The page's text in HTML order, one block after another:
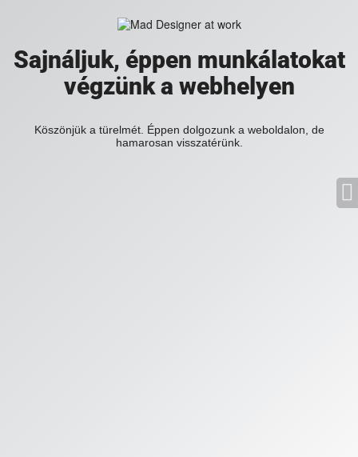
Sajnáljuk, éppen munkálatokat
végzünk a webhelyen
Köszönjük a türelmét. Éppen dolgozunk a weboldalon, de
hamarosan visszatérünk.